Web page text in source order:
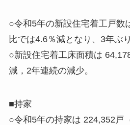
○令和5年の新設住宅着工戸数
比では4.6％減となり、 3年ぶ
○新設住宅着工床面積は
減， 2年連続の減少。
■持家
○令和5年の持家は 224,352戸